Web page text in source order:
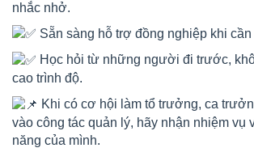
nhắc nhở.
Sẵn sàng hỗ trợ đồng nghiệp khi cần
Học hỏi từ những người đi trước,
cao trình độ.
Khi có cơ hội làm tổ trưởng, ca
vào công tác quản lý, hãy nhận nhiệm vụ
năng của mình.